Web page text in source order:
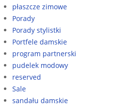
płaszcze zimowe
Porady
Porady stylistki
Portfele damskie
program partnerski
pudelek modowy
reserved
Sale
sandału damskie